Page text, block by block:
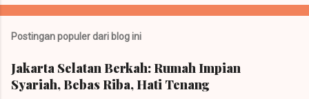
Postingan populer dari blog ini
Jakarta Selatan Berkah: Rumah Impian
Syariah, Bebas Riba, Hati Tenang